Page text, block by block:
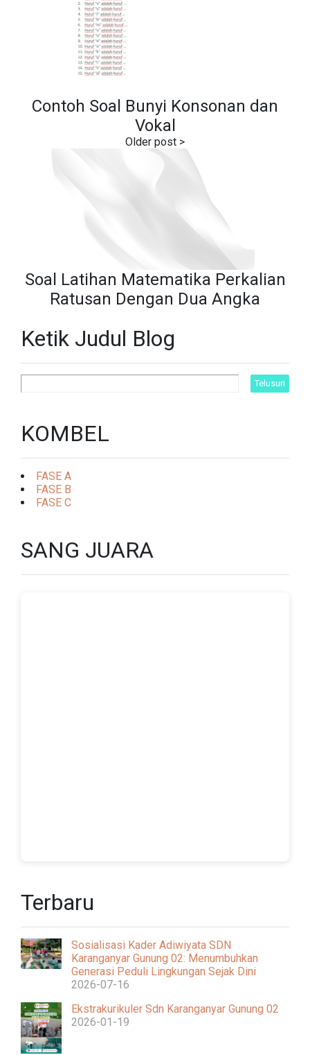
Contoh Soal Bunyi Konsonan dan
Vokal
Soal Latihan Matematika Perkalian
Ratusan Dengan Dua Angka
Ketik Judul Blog
KOMBEL
FASE A
FASE B
FASE C
SANG JUARA
Terbaru
Sosialisasi Kader Adiwiyata SDN
Karanganyar Gunung 02: Menumbuhkan
Generasi Peduli Lingkungan Sejak Dini
2026-07-16
Ekstrakurikuler Sdn Karanganyar Gunung 02
2026-01-19